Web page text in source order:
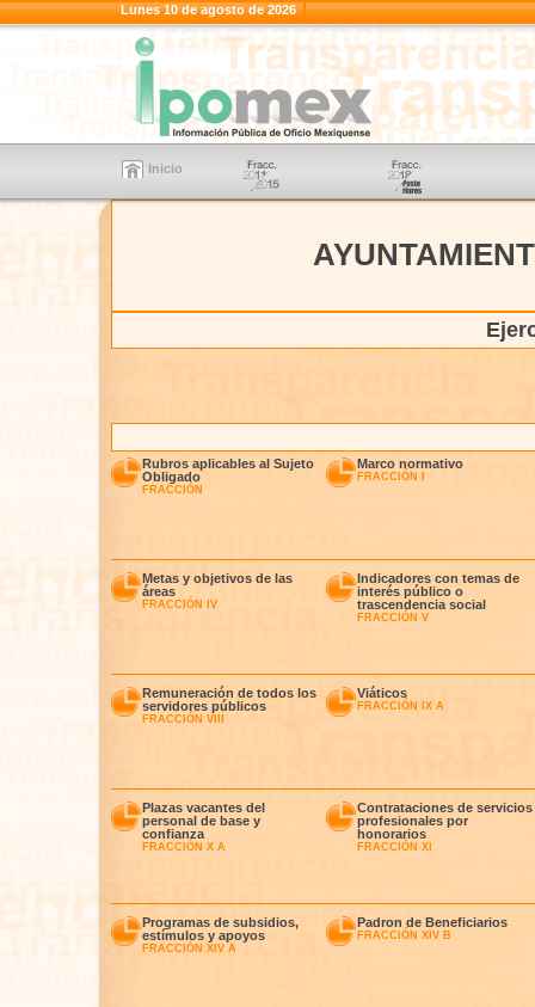
Lunes 10 de agosto de 2026
Inicio
Rubros aplicables al Sujeto
Obligado
FRACCIÓN
Marco normativo
FRACCIÓN I
Metas y objetivos de las
áreas
FRACCIÓN IV
Indicadores con temas de
interés público o
trascendencia social
FRACCIÓN V
Remuneración de todos los
servidores públicos
FRACCIÓN VIII
Viáticos
FRACCIÓN IX A
Plazas vacantes del
personal de base y
confianza
FRACCIÓN X A
Contrataciones de servicios
profesionales por
honorarios
FRACCIÓN XI
Programas de subsidios,
estímulos y apoyos
FRACCIÓN XIV A
Padron de Beneficiarios
FRACCIÓN XIV B